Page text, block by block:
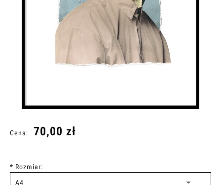
Cena: 70,00 zł
* Rozmiar: